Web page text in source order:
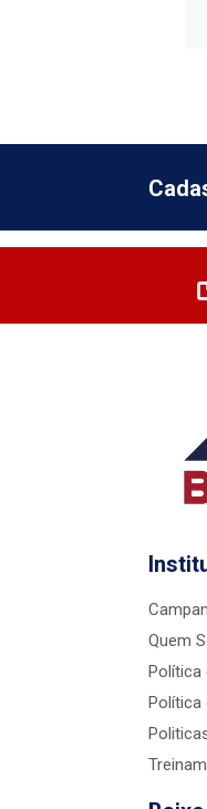
Quem
Política
Política